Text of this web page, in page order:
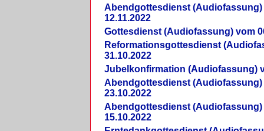
Abendgottesdienst (Audiofassung)
12.11.2022
Gottesdienst (Audiofassung) vom
Reformationsgottesdienst
31.10.2022
Jubelkonfirmation (Audiofassung)
Abendgottesdienst (Audiofassung)
23.10.2022
Abendgottesdienst (Audiofassung)
15.10.2022